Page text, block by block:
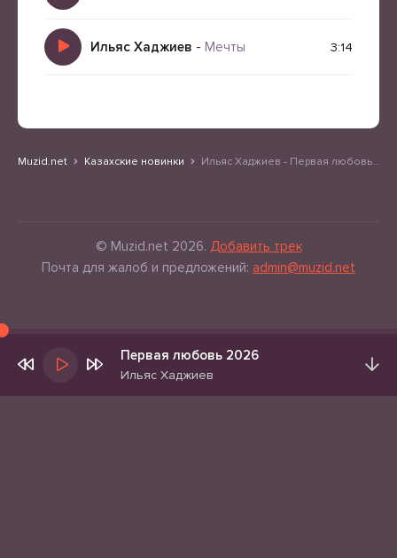
Ильяс Хаджиев - Мечты 3:14
Muzid.net Казахские новинки Ильяс Хаджиев - Первая любовь 2026
© Muzid.net 2026. Добавить трек
Почта для жалоб и предложений: admin@muzid.net
Первая любовь 2026
Ильяс Хаджиев